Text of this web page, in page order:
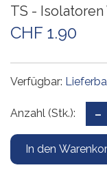
TS -
CHF 1.90
Verfügbar:
Anzahl (Stk.):